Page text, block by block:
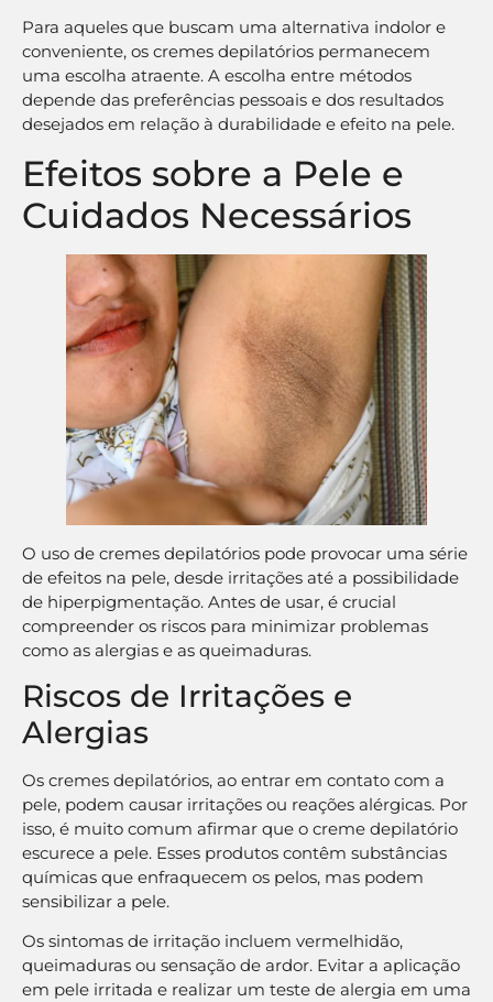
Para aqueles que buscam uma alternativa indolor e
conveniente, os cremes depilatórios permanecem
uma escolha atraente. A escolha entre métodos
depende das preferências pessoais e dos resultados
desejados em relação à durabilidade e efeito na pele.
Efeitos sobre a Pele e
Cuidados Necessários
O uso de cremes depilatórios pode provocar uma série
de efeitos na pele, desde irritações até a possibilidade
de hiperpigmentação. Antes de usar, é crucial
compreender os riscos para minimizar problemas
como as alergias e as queimaduras.
Riscos de Irritações e
Alergias
Os cremes depilatórios, ao entrar em contato com a
pele, podem causar irritações ou reações alérgicas. Por
isso, é muito comum afirmar que o creme depilatório
escurece a pele. Esses produtos contêm substâncias
químicas que enfraquecem os pelos, mas podem
sensibilizar a pele.
Os sintomas de irritação incluem vermelhidão,
queimaduras ou sensação de ardor. Evitar a aplicação
em pele irritada e realizar um teste de alergia em uma